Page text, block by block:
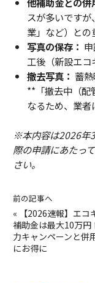
スが多いです
業」など）との
写真の保存：
工後（新設エコ
撤去写真： 蓄
**「撤去中（配
なるため、業者
※本内容は2026年
際の申請にあたっ
さい。
前の記事へ
«
【2026速報】エコ
補助金は最大10万円
力キャンペーンと併
にお得に